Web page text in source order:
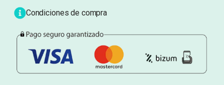
Blog
Política de privacidad
Aviso Legal